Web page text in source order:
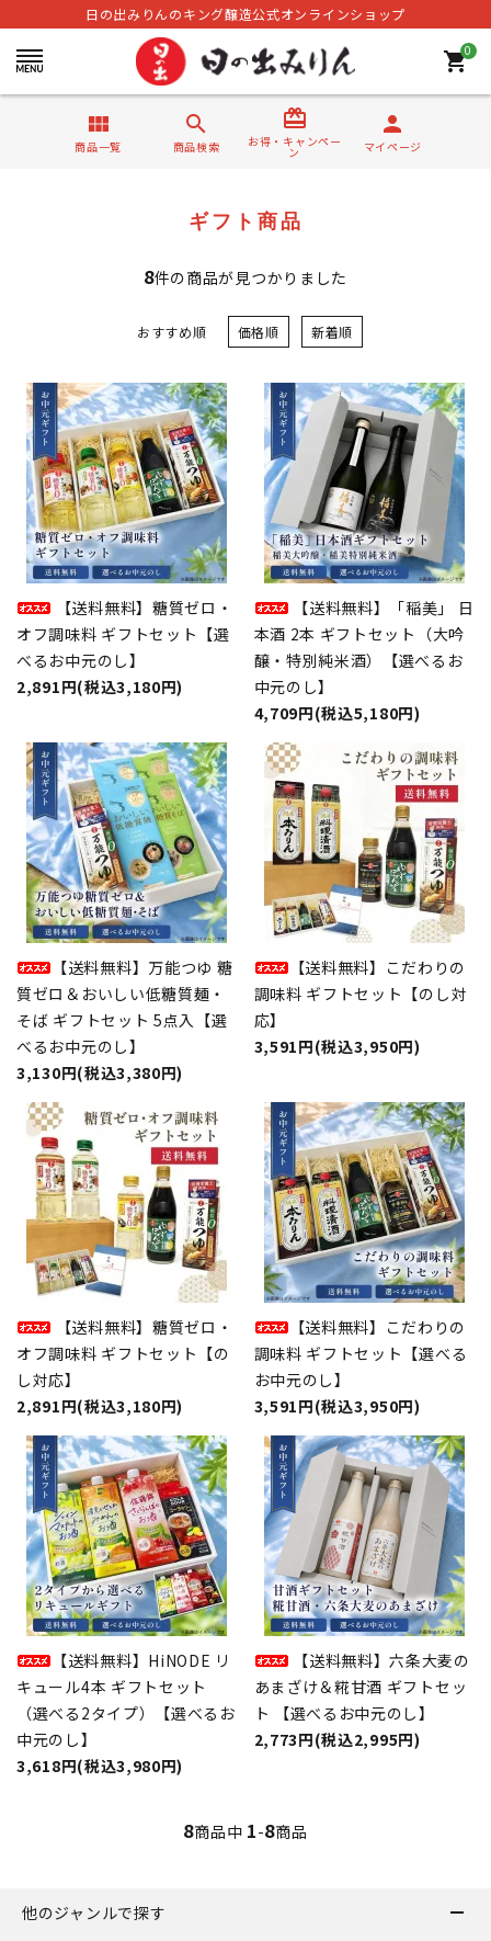
日の出みりんのキング醸造公式オンラインショップ
0
shopping_cart
view_module
商品一覧
search
商品検索
card_giftcard
お得・キャンペー
ン
person
マイページ
ギフト商品
8件の商品が見つかりました
おすすめ順 価格順 新着順
【送料無料】糖質ゼロ・
オフ調味料 ギフトセット【選
べるお中元のし】
2,891円(税込3,180円)
【送料無料】「稲美」 日
本酒 2本 ギフトセット（大吟
醸・特別純米酒）【選べるお
中元のし】
4,709円(税込5,180円)
【送料無料】万能つゆ 糖
質ゼロ＆おいしい低糖質麺・
そば ギフトセット 5点入【選
べるお中元のし】
3,130円(税込3,380円)
【送料無料】こだわりの
調味料 ギフトセット【のし対
応】
3,591円(税込3,950円)
【送料無料】糖質ゼロ・
オフ調味料 ギフトセット【の
し対応】
2,891円(税込3,180円)
【送料無料】こだわりの
調味料 ギフトセット【選べる
お中元のし】
3,591円(税込3,950円)
【送料無料】HiNODE リ
キュール4本 ギフトセット
（選べる2タイプ）【選べるお
中元のし】
3,618円(税込3,980円)
【送料無料】六条大麦の
あまざけ＆糀甘酒 ギフトセッ
ト 【選べるお中元のし】
2,773円(税込2,995円)
8商品中 1-8商品
他のジャンルで探す